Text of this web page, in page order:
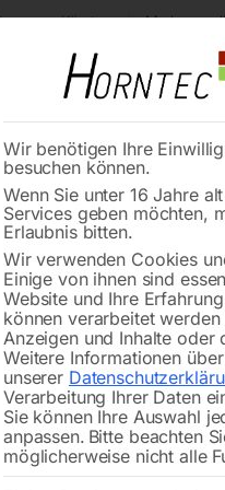
aus Kärnten
Reinigung
PRO auf Rädern
🔍
Wir benötigen Ihre
besuchen können.
Wenn Sie unter 16 Jahre
Services geben möchten,
Erlaubnis bitten.
Wir verwenden Cookies
Einige von ihnen sind
Website und Ihre
können verarbeitet
Anzeigen und Inhalte oder
Weitere Informationen
unserer
Verarbeitung Ihrer Daten
Sie können Ihre Auswahl
anpassen. Bitte beachten
möglicherweise nicht alle